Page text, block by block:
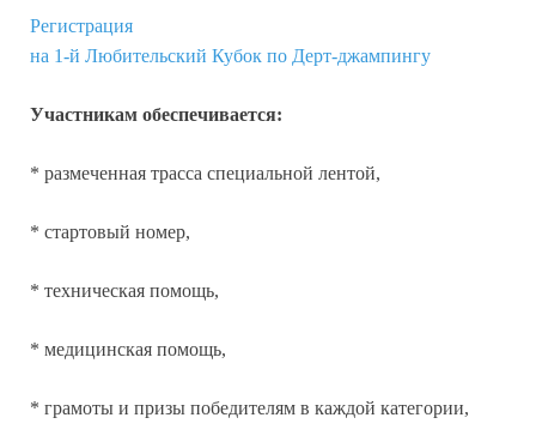
Регистрация
на 1-й Любительский Кубок по Дерт-джампингу
Участникам обеспечивается:
* размеченная трасса специальной лентой,
* стартовый номер,
* техническая помощь,
* медицинская помощь,
* грамоты и призы победителям в каждой категории,